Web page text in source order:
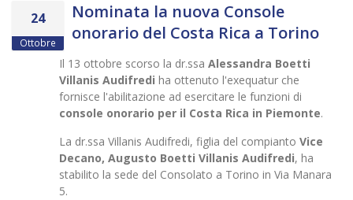
24
Ottobre
Nominata la nuova Console
onorario del Costa Rica a Torino
Il 13 ottobre scorso la dr.ssa Alessandra Boetti
Villanis Audifredi ha ottenuto l'exequatur che
fornisce l'abilitazione ad esercitare le funzioni di
console onorario per il Costa Rica in Piemonte.
La dr.ssa Villanis Audifredi, figlia del compianto Vice
Decano, Augusto Boetti Villanis Audifredi, ha
stabilito la sede del Consolato a Torino in Via Manara
5.